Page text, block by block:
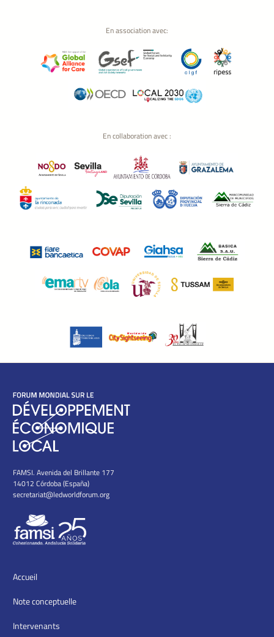
En association avec:
En collaboration avec :
FAMSI. Avenida del Brillante 177
14012 Córdoba (España)
secretariat@ledworldforum.org
Accueil
Note conceptuelle
Intervenants